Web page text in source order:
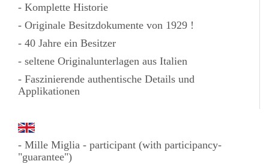
- Komplette Historie
- Originale Besitzdokumente von 1929 !
- 40 Jahre ein Besitzer
- seltene Originalunterlagen aus Italien
- Faszinierende authentische Details und
Applikationen
- Mille Miglia - participant (with participancy-
"guarantee")